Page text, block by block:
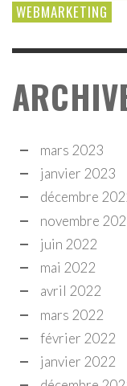
WEBMARKETING
mars 2023
janvier 2023
décembre
novembre
juin 2022
mai 2022
avril 2022
mars 2022
février 2022
janvier 2022